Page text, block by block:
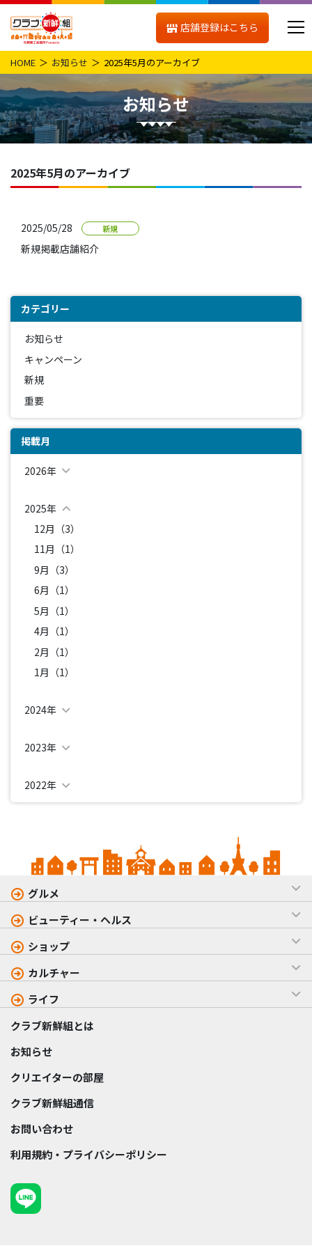
店舗登録はこちら
HOME お知らせ 2025年5月のアーカイブ
お知らせ
2025年5月のアーカイブ
2025/05/28 新規
新規掲載店舗紹介
カテゴリー
お知らせ
キャンペーン
新規
重要
掲載月
2026年
2025年
12月（3）
11月（1）
9月（3）
6月（1）
5月（1）
4月（1）
2月（1）
1月（1）
2024年
2023年
2022年
グルメ
ビューティー・ヘルス
ショップ
カルチャー
ライフ
クラブ新鮮組とは
お知らせ
クリエイターの部屋
クラブ新鮮組通信
お問い合わせ
利用規約・プライバシーポリシー